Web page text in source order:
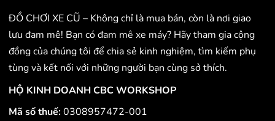
ĐỒ CHƠI XE CŨ – Không chỉ là mua bán, còn là nơi giao
lưu đam mê! Bạn có đam mê xe máy? Hãy tham gia cộng
đồng của chúng tôi để chia sẻ kinh nghiệm, tìm kiếm phụ
tùng và kết nối với những người bạn cùng sở thích.
HỘ KINH DOANH CBC WORKSHOP
Mã số thuế:0308957472-001